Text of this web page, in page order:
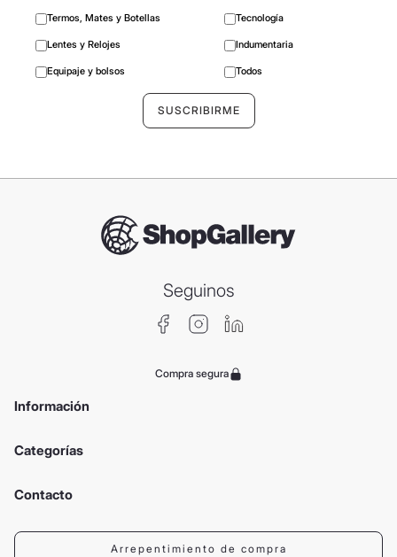
Termos, Mates y Botellas Tecnología
Lentes y Relojes Indumentaria
Equipaje y bolsos Todos
Seguinos
Compra segura
Información
Categorías
Contacto
Arrepentimiento de compra